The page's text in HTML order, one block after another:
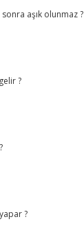
aşık olunmaz ?
?
?